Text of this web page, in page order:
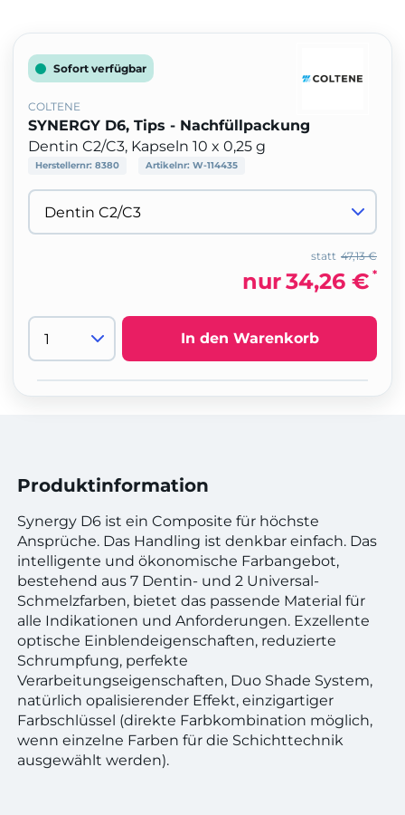
Sofort verfügbar
COLTENE
SYNERGY D6, Tips - Nachfüllpackung
Dentin C2/C3, Kapseln 10 x 0,25 g
Herstellernr: 8380 Artikelnr: W-114435
47,13 €
statt
nur34,26 € *
In den Warenkorb
Produktinformation
Synergy D6 ist ein Composite für höchste
Ansprüche. Das Handling ist denkbar einfach. Das
intelligente und ökonomische Farbangebot,
bestehend aus 7 Dentin- und 2 Universal-
Schmelzfarben, bietet das passende Material für
alle Indikationen und Anforderungen. Exzellente
optische Einblendeigenschaften, reduzierte
Schrumpfung, perfekte
Verarbeitungseigenschaften, Duo Shade System,
natürlich opalisierender Effekt, einzigartiger
Farbschlüssel (direkte Farbkombination möglich,
wenn einzelne Farben für die Schichttechnik
ausgewählt werden).